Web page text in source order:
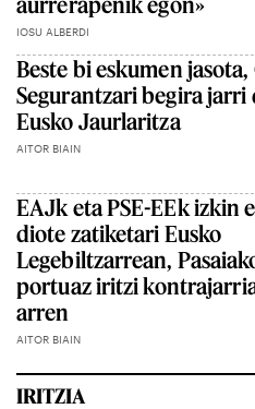
IOSU ALBERDI
Beste bi eskumen
Segurantzari begira jarri
Eusko Jaurlaritza
AITOR BIAIN
EAJk eta PSE-EEk izkin
diote zatiketari Eusko
Legebiltzarrean,
portuaz iritzi
arren
AITOR BIAIN
IRITZIA